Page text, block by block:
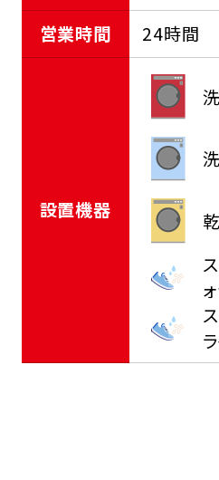
営業時間
24時間
設置機器